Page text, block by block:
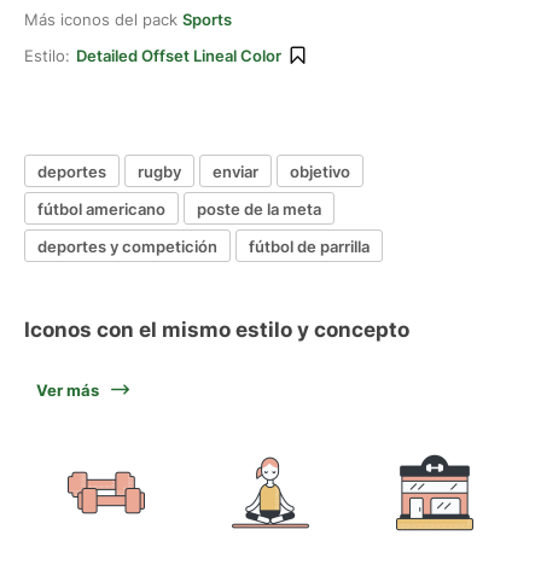
Más iconos del pack Sports
Estilo: Detailed Offset Lineal Color
deportes rugby enviar
objetivo
fútbol americano
poste de la meta
deportes y competición
fútbol de parrilla
Iconos con el mismo estilo y concepto
Ver más